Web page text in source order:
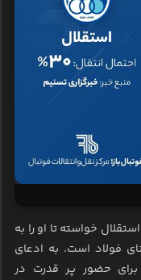
خواسته تا او را به
فولاد است. به ادعای
حضور پر قدرت در